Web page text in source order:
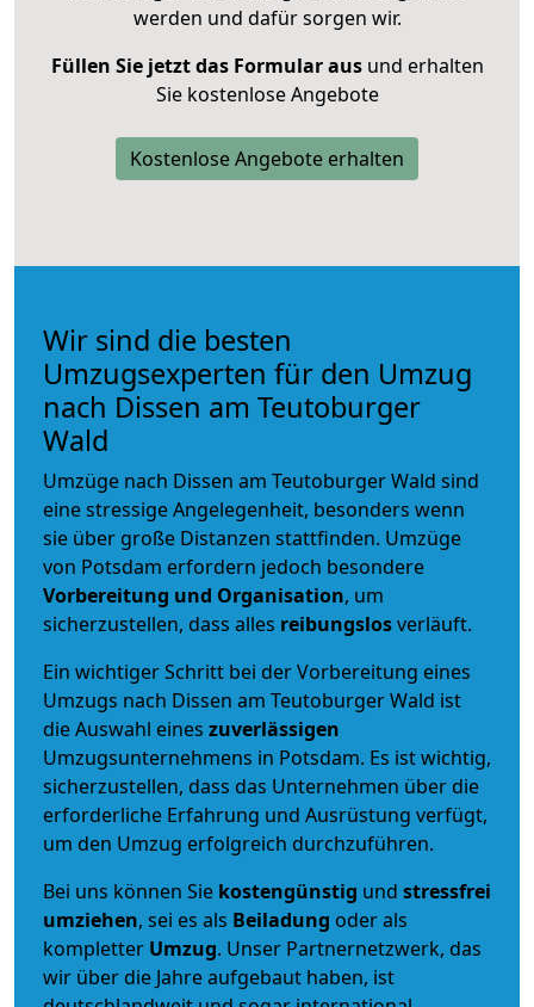
werden und dafür sorgen wir.
Füllen Sie jetzt das Formular ausund erhalten
Sie kostenlose Angebote
Kostenlose Angebote erhalten
Wir sind die besten
Umzugsexperten für den Umzug
nach Dissen am Teutoburger
Wald
Umzüge nach Dissen am Teutoburger Wald sind
eine stressige Angelegenheit, besonders wenn
sie über große Distanzen stattfinden. Umzüge
von Potsdam erfordern jedoch besondere
Vorbereitung und Organisation, um
sicherzustellen, dass alles reibungslosverläuft.
Ein wichtiger Schritt bei der Vorbereitung eines
Umzugs nach Dissen am Teutoburger Wald ist
die Auswahl eines zuverlässigen
Umzugsunternehmens in Potsdam. Es ist wichtig,
sicherzustellen, dass das Unternehmen über die
erforderliche Erfahrung und Ausrüstung verfügt,
um den Umzug erfolgreich durchzuführen.
Bei uns können Sie kostengünstig und stressfrei
umziehen, sei es als Beiladung oder als
kompletter Umzug. Unser Partnernetzwerk, das
wir über die Jahre aufgebaut haben, ist